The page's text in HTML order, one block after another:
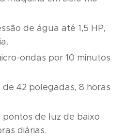
de água até 1,5 HP,
ondas por 10 minutos
de 42 polegadas, 8 horas
pontos de luz de baixo
diárias.